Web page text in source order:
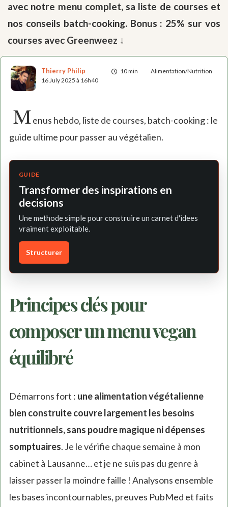
avec notre menu complet, sa liste de courses et
nos conseils batch-cooking. Bonus : 25% sur vos
courses avec Greenweez ↓
10 min Alimentation/Nutrition
Thierry Philip
16 July 2025 à 16h40
Menus hebdo, liste de courses, batch-cooking : le
guide ultime pour passer au végétalien.
GUIDE
Transformer des inspirations en
decisions
Une methode simple pour construire un carnet d'idees
vraiment exploitable.
Structurer
Principes clés pour
composer un menu vegan
équilibré
Démarrons fort : une alimentation végétalienne
bien construite couvre largement les besoins
nutritionnels, sans poudre magique ni dépenses
somptuaires. Je le vérifie chaque semaine à mon
cabinet à Lausanne… et je ne suis pas du genre à
laisser passer la moindre faille ! Analysons ensemble
les bases incontournables, preuves PubMed et faits